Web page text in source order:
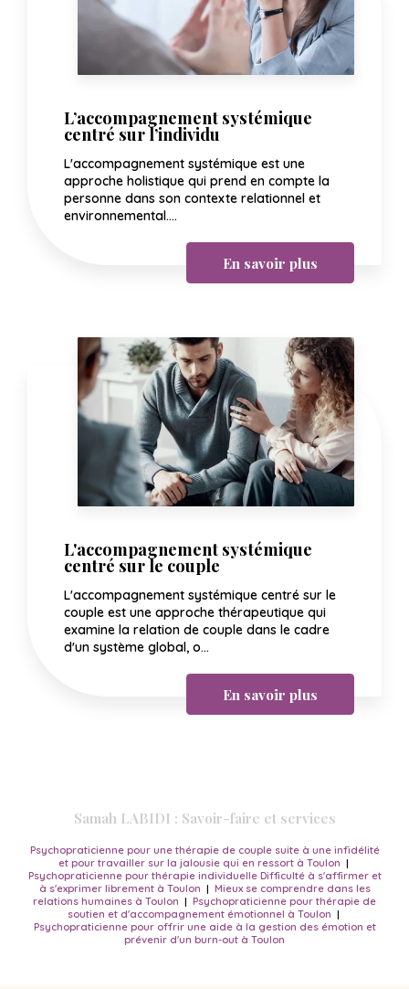
L’accompagnement systémique
centré sur l’individu
L'accompagnement systémique est une
approche holistique qui prend en compte la
personne dans son contexte relationnel et
environnemental....
En savoir plus
L'accompagnement systémique
centré sur le couple
L'accompagnement systémique centré sur le
couple est une approche thérapeutique qui
examine la relation de couple dans le cadre
d'un système global, o...
En savoir plus
Samah LABIDI : Savoir-faire et services
Psychopraticienne pour une thérapie de couple suite à une infidélité
et pour travailler sur la jalousie qui en ressort à Toulon |
Psychopraticienne pour thérapie individuelle Difficulté à s'affirmer et
à s'exprimer librement à Toulon | Mieux se comprendre dans les
relations humaines à Toulon | Psychopraticienne pour thérapie de
soutien et d'accompagnement émotionnel à Toulon |
Psychopraticienne pour offrir une aide à la gestion des émotion et
prévenir d'un burn-out à Toulon